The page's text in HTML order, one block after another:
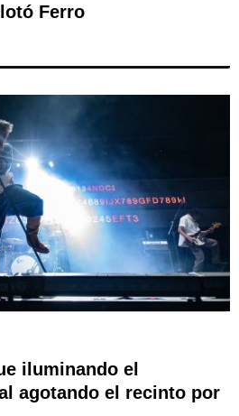
Ferro
iluminando el
agotando el recinto por